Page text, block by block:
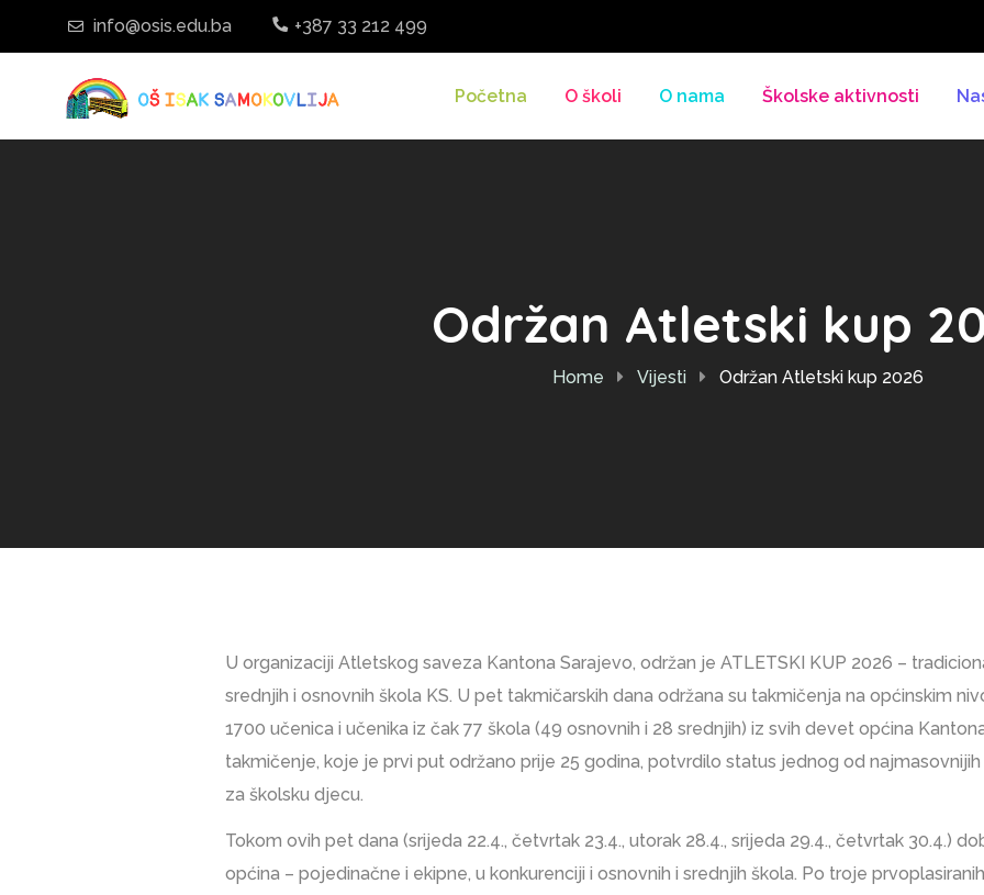
info@osis.edu.ba +387 33 212 499
Početna O školi O nama Školske aktivnosti
Održan Atletski kup
Home Vijesti Održan Atletski kup 2026
U organizaciji Atletskog saveza Kantona Sarajevo, održan je ATLETSKI KUP 2026 –
srednjih i osnovnih škola KS. U pet takmičarskih dana održana su takmičenja na općinskim
1700 učenica i učenika iz čak 77 škola (49 osnovnih i 28 srednjih) iz svih devet općina
takmičenje, koje je prvi put održano prije 25 godina, potvrdilo status jednog od
za školsku djecu.
Tokom ovih pet dana (srijeda 22.4., četvrtak 23.4., utorak 28.4., srijeda 29.4., četvrtak 30.4.)
općina – pojedinačne i ekipne, u konkurenciji i osnovnih i srednjih škola. Po troje